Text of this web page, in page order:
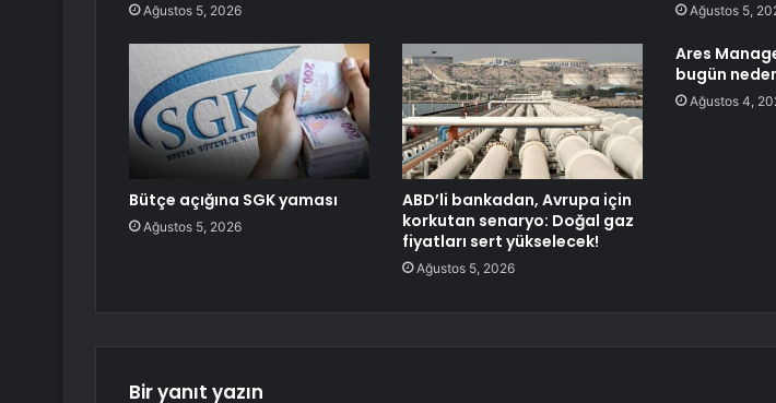
Ağustos 5, 2026 Ağustos 5,
Bütçe açığına SGK yaması
Ağustos 5, 2026
ABD’li bankadan, Avrupa için
korkutan senaryo: Doğal gaz
fiyatları sert yükselecek!
Ağustos 5, 2026
Ares
bugün
Ağustos 4,
Bir yanıt yazın